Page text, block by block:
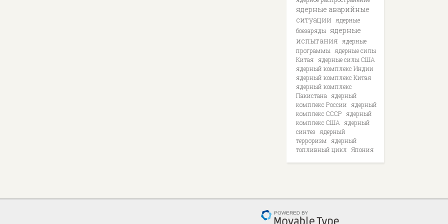
ядерные аварийные
ситуации
ядерные
боезаряды ядерные
испытания
ядерные
программы
ядерные силы
Китая
ядерные силы США
ядерный комплекс Индии
ядерный комплекс Китая
ядерный комплекс
Пакистана
ядерный
комплекс России
ядерный
комплекс СССР
ядерный
комплекс США
ядерный
синтез
ядерный
терроризм
ядерный
топливный цикл
Япония